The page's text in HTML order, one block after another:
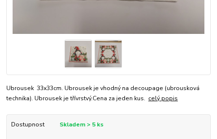
Ubrousek 33x33cm. Ubrousek je vhodný na decoupage (ubrousková
technika). Ubrousek je třívrstvý.Cena za jeden kus. celý popis
Dostupnost Skladem > 5 ks